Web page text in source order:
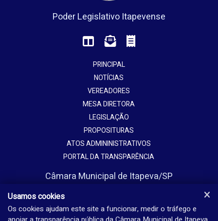
Poder Legislativo Itapevense
PRINCIPAL
NOTÍCIAS
VEREADORES
MESA DIRETORA
LEGISLAÇÃO
PROPOSITURAS
ATOS ADMININISTRATIVOS
PORTAL DA TRANSPARÊNCIA
Câmara Municipal de Itapeva/SP
Jardim Europa - Itapeva - SP - Brasil
Usamos cookies
Os cookies ajudam este site a funcionar, medir o tráfego e